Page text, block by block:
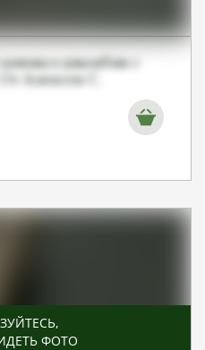
джамбия с
Алексея С.
,
ФОТО